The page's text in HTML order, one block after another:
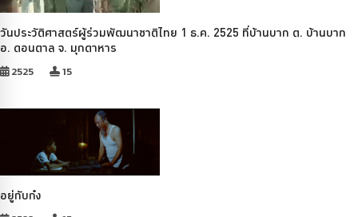
วันประวัติศาสตร์ผู้ร่วมพัฒนาชาติไทย 1 ธ.ค. 2525 ที่บ้านบาก ต. บ้านบาก
อ. ดอนตาล จ. มุกดาหาร
2525 15
อยู่กับก๋ง